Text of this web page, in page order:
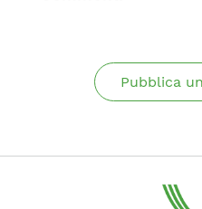
Pubblica